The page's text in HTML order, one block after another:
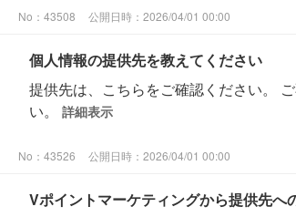
No：43508 公開日時：2026/04/01 00:00
個人情報の提供先を教えてください
提供先は、こちらをご確認ください。
い。 詳細表示
No：43526 公開日時：2026/04/01 00:00
Vポイントマーケティングから提供先